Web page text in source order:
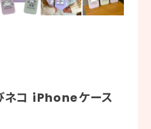
ネコ iPhoneケース